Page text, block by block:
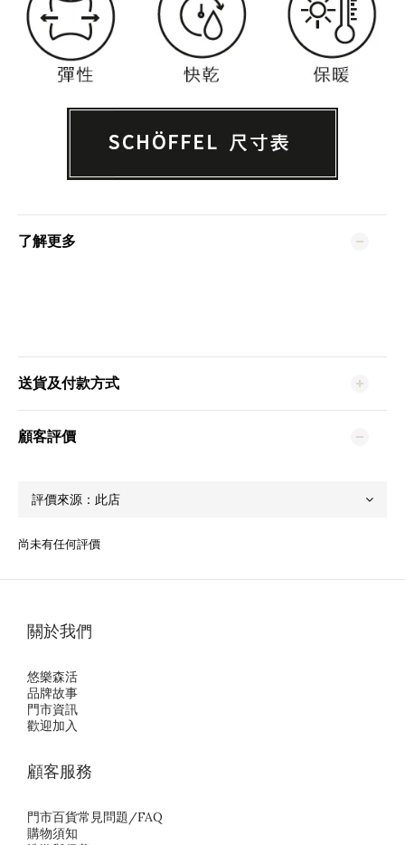
了解更多
送貨及付款方式
顧客評價
尚未有任何評價
關於我們
悠樂森活
品牌故事
門市資訊
歡迎加入
顧客服務
門市百貨常見問題/FAQ
購物須知